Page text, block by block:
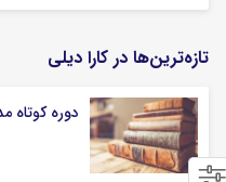
تازه‌ترین‌ها در کارا دیلی
دوره